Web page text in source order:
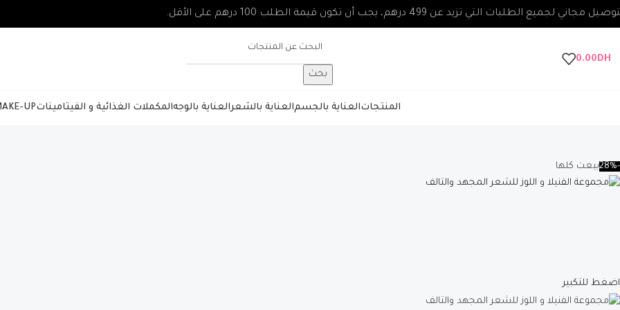
مجاني لجميع الطلبات التي تزيد عن 499 درهم، يجب أن تكون قيمة الطلب 100 درهم على الأقل.
0.00DH
بحث
المنتجاتالعناية بالجسمالعناية بالشعرالعناية بالوجهالمكملات الغذائية و الفيتاميناتUP
-28% بيعت كلها
اضغط للتكبير